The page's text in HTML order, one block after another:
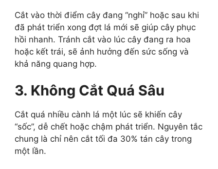
Cắt vào thời điểm cây đang “nghỉ” hoặc sau khi
đã phát triển xong đợt lá mới sẽ giúp cây phục
hồi nhanh. Tránh cắt vào lúc cây đang ra hoa
hoặc kết trái, sẽ ảnh hưởng đến sức sống và
khả năng quang hợp.
3. Không Cắt Quá Sâu
Cắt quá nhiều cành lá một lúc sẽ khiến cây
“sốc”, dễ chết hoặc chậm phát triển. Nguyên tắc
chung là chỉ nên cắt tối đa 30% tán cây trong
một lần.